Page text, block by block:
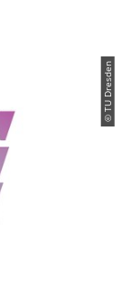
© TU Dresden